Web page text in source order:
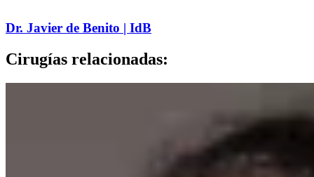
Dr. Javier de Benito | IdB
Cirugías relacionadas: